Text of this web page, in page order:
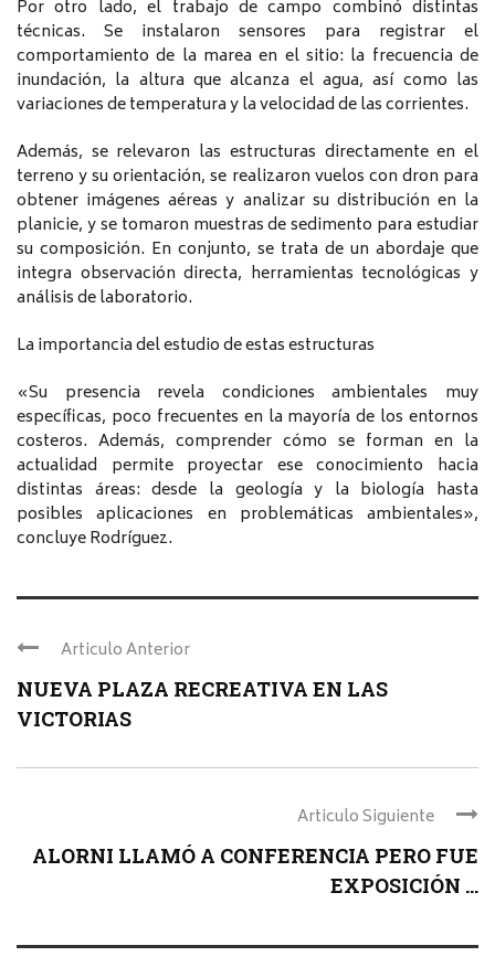
Por otro lado, el trabajo de campo combinó distintas
técnicas. Se instalaron sensores para registrar el
comportamiento de la marea en el sitio: la frecuencia de
inundación, la altura que alcanza el agua, así como las
variaciones de temperatura y la velocidad de las corrientes.
Además, se relevaron las estructuras directamente en el
terreno y su orientación, se realizaron vuelos con dron para
obtener imágenes aéreas y analizar su distribución en la
planicie, y se tomaron muestras de sedimento para estudiar
su composición. En conjunto, se trata de un abordaje que
integra observación directa, herramientas tecnológicas y
análisis de laboratorio.
La importancia del estudio de estas estructuras
«Su presencia revela condiciones ambientales muy
específicas, poco frecuentes en la mayoría de los entornos
costeros. Además, comprender cómo se forman en la
actualidad permite proyectar ese conocimiento hacia
distintas áreas: desde la geología y la biología hasta
posibles aplicaciones en problemáticas ambientales»,
concluye Rodríguez.
Articulo Anterior
NUEVA PLAZA RECREATIVA EN LAS
VICTORIAS
Articulo Siguiente
ALORNI LLAMÓ A CONFERENCIA PERO FUE
EXPOSICIÓN ...